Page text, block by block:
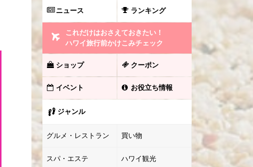
ニュース ランキング
これだけはおさえておきたい！
ハワイ旅行前かけこみチェック
ショップ クーポン
イベント お役立ち情報
ジャンル
グルメ・レストラン 買い物
スパ・エステ ハワイ観光